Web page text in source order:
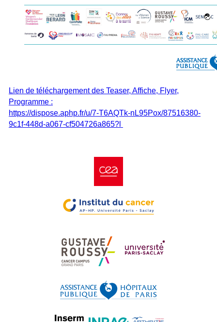
Lien de téléchargement des Teaser, Affiche, Flyer,
Programme :
https://dispose.aphp.fr/u/7-T6AQTk-nL95Pox/87516380-
9c1f-448d-a067-cf504726a865?l